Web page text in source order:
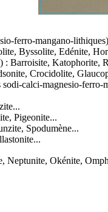
ferro-mangano-
, Byssolite, Edénite,
: Barroisite, Katophorite,
, Crocidolite,
calci-magnesio-ferro-
Pigeonite...
, Spodumène...
Neptunite, Okénite,